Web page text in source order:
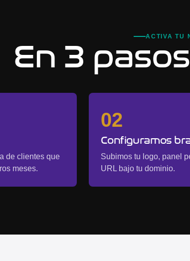
ACTIVA TU
En 3
de clientes que
meses.
02
Configuramos
Subimos tu logo, panel
URL bajo tu dominio.